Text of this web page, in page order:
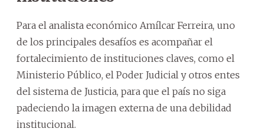
Para el analista económico Amílcar Ferreira, uno
de los principales desafíos es acompañar el
fortalecimiento de instituciones claves, como el
Ministerio Público, el Poder Judicial y otros entes
del sistema de Justicia, para que el país no siga
padeciendo la imagen externa de una debilidad
institucional.